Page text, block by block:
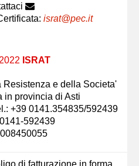
israt@pec.it
ISRAT
Resistenza e della Societa'
in provincia di Asti
+39 0141.354835/592439
592439
di fatturazione in forma